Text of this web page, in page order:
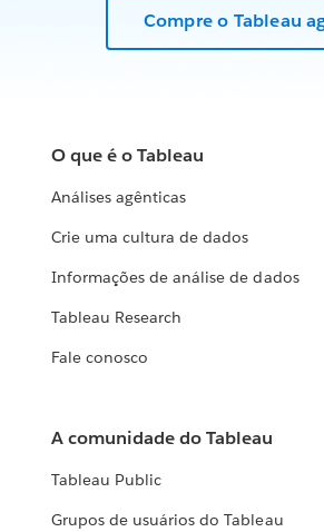
Compre o Tableau
O que é o Tableau
Análises agênticas
Crie uma cultura de dados
Informações de análise de dados
Tableau Research
Fale conosco
A comunidade do Tableau
Tableau Public
Grupos de usuários do Tableau